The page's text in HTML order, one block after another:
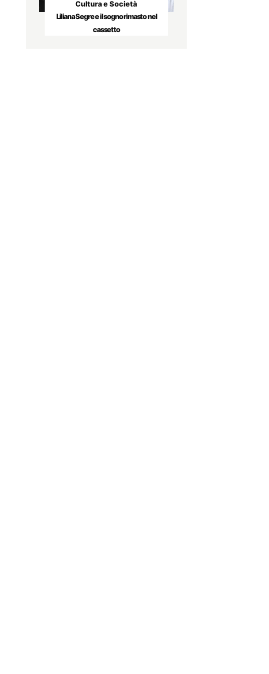
Cultura e Società
Liliana Segre e il sogno rimasto nel
cassetto